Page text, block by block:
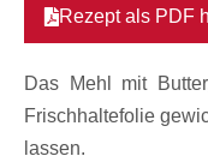
Rezept als PDF
Das Mehl mit
Frischhaltefolie
lassen.